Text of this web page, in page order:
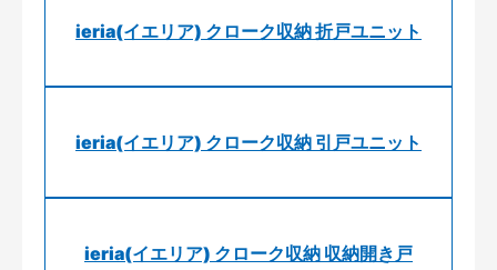
ieria(イエリア) クローク収納 折戸ユニット
ieria(イエリア) クローク収納 引戸ユニット
ieria(イエリア) クローク収納 収納開き戸